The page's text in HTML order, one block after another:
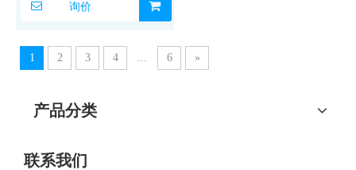
询价
1 2 3 4 6 »
产品分类
联系我们